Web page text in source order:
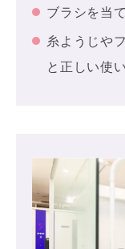
ブラシを当
糸ようじや
と正しい使